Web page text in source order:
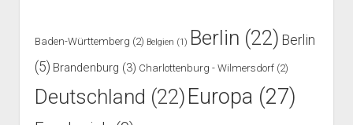
Baden-Württemberg (2) Belgien (1) Berlin (22) Berlin
(5) Brandenburg (3) Charlottenburg - Wilmersdorf(2)
Deutschland (22) Europa (27)